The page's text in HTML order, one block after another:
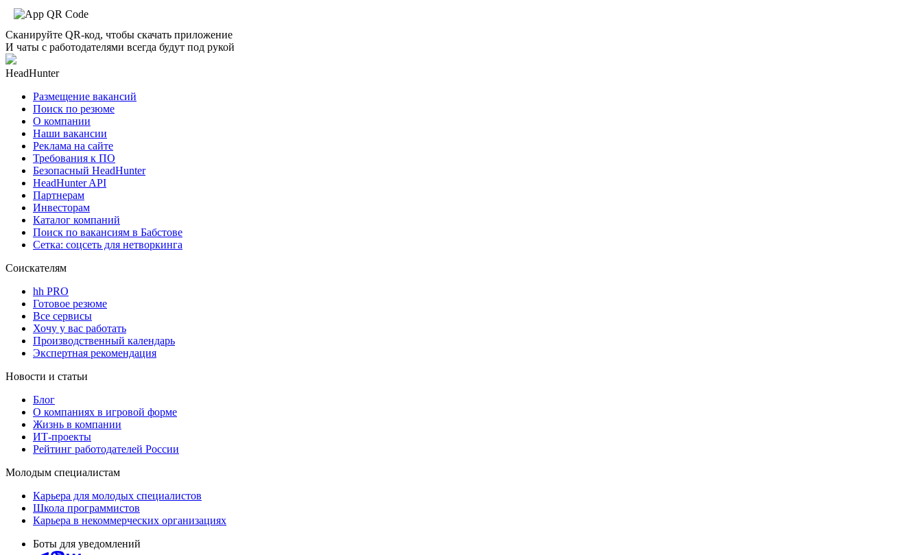
Сканируйте QR-код, чтобы скачать приложение
И чаты с работодателями всегда будут под рукой
HeadHunter
Размещение вакансий
Поиск по резюме
О компании
Наши вакансии
Реклама на сайте
Требования к ПО
Безопасный HeadHunter
HeadHunter API
Партнерам
Инвесторам
Каталог компаний
Поиск по вакансиям в Бабстове
Сетка: соцсеть для нетворкинга
Соискателям
hh PRO
Готовое резюме
Все сервисы
Хочу у вас работать
Производственный календарь
Экспертная рекомендация
Новости и статьи
Блог
О компаниях в игровой форме
Жизнь в компании
ИТ-проекты
Рейтинг работодателей России
Молодым специалистам
Карьера для молодых специалистов
Школа программистов
Карьера в некоммерческих организациях
Боты для уведомлений